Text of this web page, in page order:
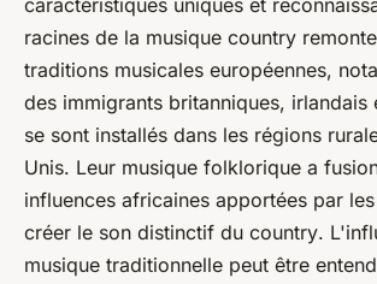
caractéristiques uniques et
racines de la musique country
traditions musicales européennes,
des immigrants britanniques, irlandais
se sont installés dans les régions
Unis. Leur musique folklorique a
influences africaines apportées par
créer le son distinctif du country.
musique traditionnelle peut être